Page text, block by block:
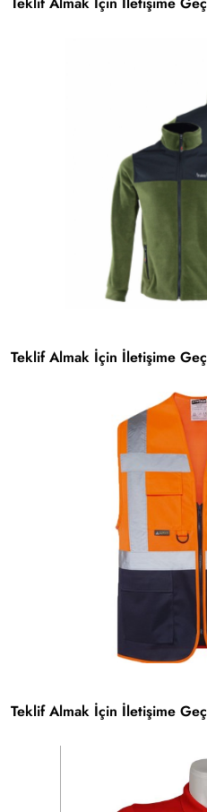
Teklif Almak İçin İletişime Geç
Teklif Almak İçin İletişime Geç